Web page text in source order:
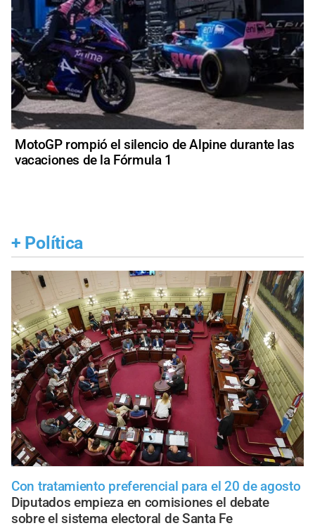
MotoGP rompió el silencio de Alpine durante las
vacaciones de la Fórmula 1
+ Política
Con tratamiento preferencial para el 20 de agosto
Diputados empieza en comisiones el debate
sobre el sistema electoral de Santa Fe